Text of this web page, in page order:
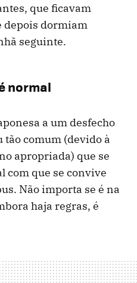
que ficavam
depois dormiam
seguinte.
normal
a um desfecho
tão comum (devido à
apropriada) que se
com que se convive
Não importa se é na
haja regras, é